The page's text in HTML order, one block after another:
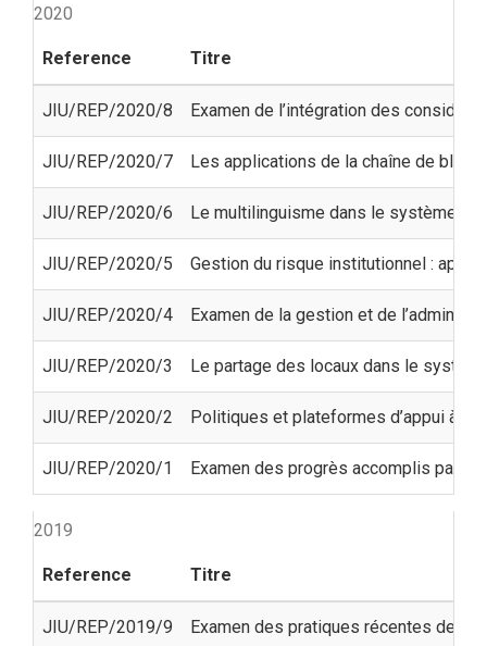
2020
Reference Titre
JIU/REP/2020/8 Examen de l’intégration des
JIU/REP/2020/7 Les applications de la chaîne de
JIU/REP/2020/6 Le multilinguisme dans le système
JIU/REP/2020/5 Gestion du risque institutionnel :
JIU/REP/2020/4 Examen de la gestion et de
JIU/REP/2020/3 Le partage des locaux dans le
JIU/REP/2020/2 Politiques et plateformes d’appui à la
JIU/REP/2020/1 Examen des progrès accomplis par
2019
Reference Titre
JIU/REP/2019/9 Examen des pratiques récentes des